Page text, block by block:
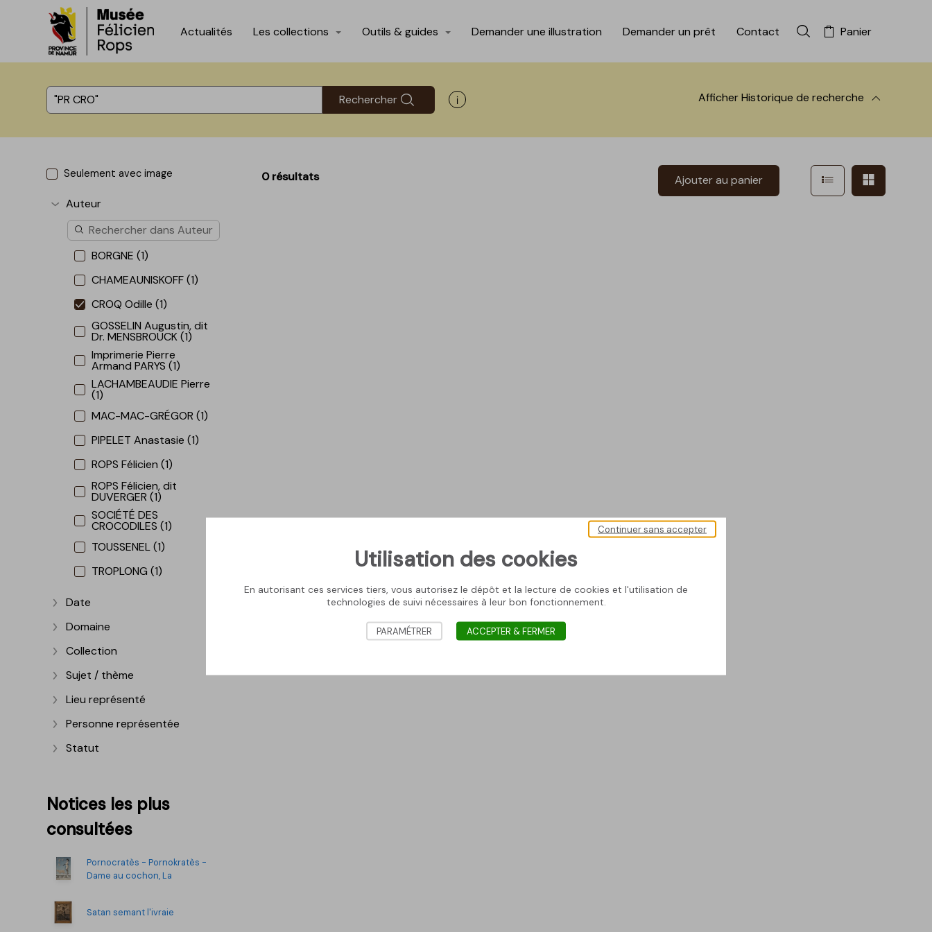
Accèder directement au contenu
Accèder directement au contenu
Actualités Les collections Outils & guides Demander une illustration Demander un prêt Contact Rechercher dans la
Panier
Rechercher Afficher les informations d'aide à la recherche AfficherHistorique de recherche
Seulement avec image
Afficher plus
Auteur
BORGNE (1)
CHAMEAUNISKOFF (1)
CROQ Odille (1)
GOSSELIN Augustin, dit
Dr. MENSBROUCK (1)
Imprimerie Pierre
Armand PARYS (1)
LACHAMBEAUDIE Pierre
(1)
MAC-MAC-GRÉGOR (1)
PIPELET Anastasie (1)
ROPS Félicien (1)
ROPS Félicien, dit
DUVERGER (1)
SOCIÉTÉ DES
CROCODILES (1)
TOUSSENEL (1)
TROPLONG (1)
Afficher plus
Date
Afficher plus
Domaine
Afficher plus
Collection
Afficher plus
Sujet / thème
Afficher plus
Lieu représenté
Afficher plus
Personne représentée
Afficher plus
Statut
Notices les plus
consultées
Pornocratès - Pornokratès -
Dame au cochon, La
Satan semant l'ivraie
0 résultats Ajouter au panier Afficher en mode
Utilisation des cookies
En autorisant ces services tiers, vous autorisez le dépôt et la lecture de cookies et l'utilisation de
technologies de suivi nécessaires à leur bon fonctionnement.
Continuer sans accepter
PARAMÉTRER ACCEPTER & FERMER